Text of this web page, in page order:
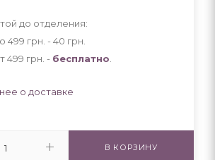
до отделения:
499 грн. - 40 грн
499 грн. - бесплатно
о доставке
В КОРЗИНУ